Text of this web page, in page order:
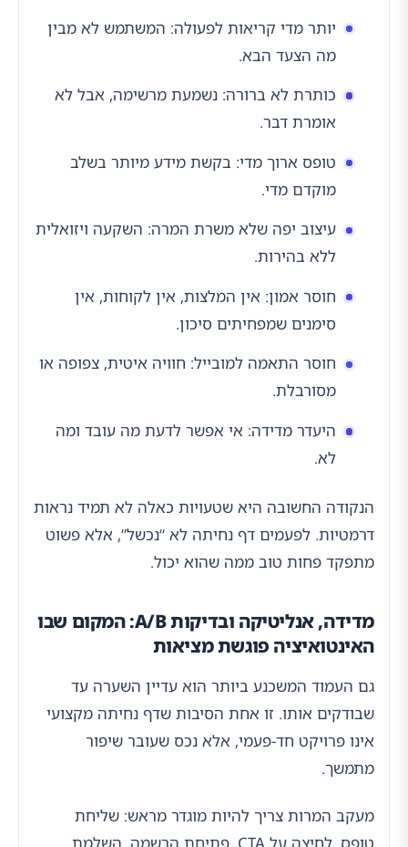
יותר מדי קריאות לפעולה: המשתמש לא מבין
מה הצעד הבא.
כותרת לא ברורה: נשמעת מרשימה, אבל לא
אומרת דבר.
טופס ארוך מדי: בקשת מידע מיותר בשלב
מוקדם מדי.
עיצוב יפה שלא משרת המרה: השקעה ויזואלית
ללא בהירות.
חוסר אמון: אין המלצות, אין לקוחות, אין
סימנים שמפחיתים סיכון.
חוסר התאמה למובייל: חוויה איטית, צפופה או
מסורבלת.
היעדר מדידה: אי אפשר לדעת מה עובד ומה
לא.
הנקודה החשובה היא שטעויות כאלה לא תמיד נראות
דרמטיות. לפעמים דף נחיתה לא “נכשל”, אלא פשוט
מתפקד פחות טוב ממה שהוא יכול.
מדידה, אנליטיקה ובדיקות A/B: המקום שבו
האינטואיציה פוגשת מציאות
גם העמוד המשכנע ביותר הוא עדיין השערה עד
שבודקים אותו. זו אחת הסיבות שדף נחיתה מקצועי
אינו פרויקט חד-פעמי, אלא נכס שעובר שיפור
מתמשך.
מעקב המרות צריך להיות מוגדר מראש: שליחת
טופס, לחיצה על CTA, פתיחת הרשמה, השלמת